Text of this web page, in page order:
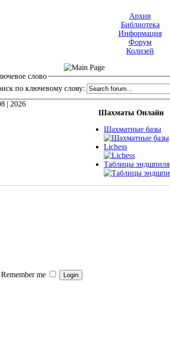
Архив
Библиотека
Информация
Форум
Колизей
слово
по ключевому слову:
| 2026
Шахматы Онлайн
Шахматные базы
Lichess
Таблицы эндшпиля
Remember me